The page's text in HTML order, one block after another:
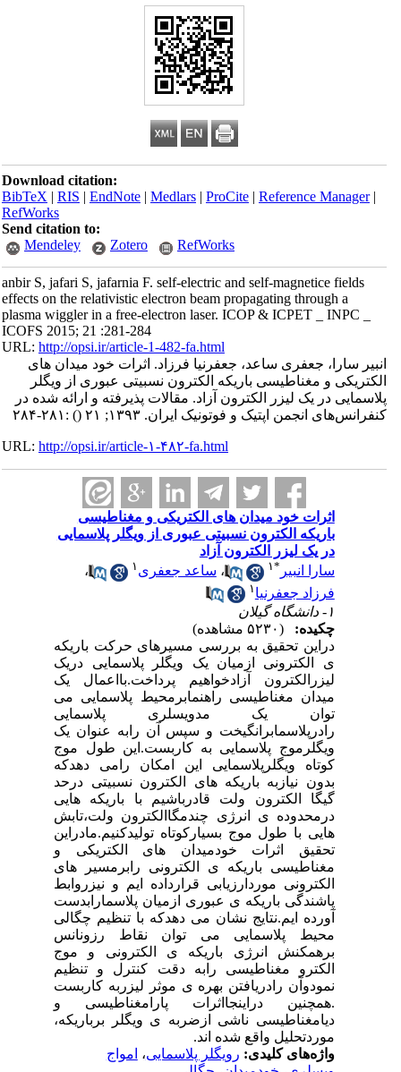
Download citation:
BibTeX|RIS|EndNote|Medlars|ProCite|Reference Manager
RefWorks
Send citation to:
Mendeley
Zotero RefWorks
anbir S, jafari S, jafarnia F. self-electric and self-magnetice fields
effects on the relativistic electron beam propagating through a
plasma wiggler in a free-electron laser. ICOP & ICPET _ INPC _
ICOFS 2015; 21 :281-284
URL:http://opsi.ir/article-1-482-fa.html
انبیر سارا، جعفری ساعد، جعفرنیا فرزاد. اثرات خود میدان های
الکتریکی و مغناطیسی باریکه الکترون نسبیتی عبوری از ویگلر
پلاسمایی در یک لیزر الکترون آزاد. مقالات پذیرفته و ارائه شده در
کنفرانس‌های انجمن اپتیک و فوتونیک ایران. ۱۳۹۳; ۲۱
() :۲۸۱-۲۸۴
URL:http://opsi.ir/article-۱-۴۸۲-fa.html
اثرات خود میدان های الکتریکی و مغناطیسی
باریکه الکترون نسبیتی عبوری از ویگلر پلاسمایی
در یک لیزر الکترون آزاد
سارا انبیر
۱ ،ساعد جعفری۱
،
فرزاد جعفرنیا۱
چکیده:
دراین تحقیق به بررسی مسیرهای حرکت باریکه
ی الکترونی ازمیان یک ویگلر پلاسمایی دریک
لیزرالکترون آزادخواهیم پرداخت.بااعمال یک
میدان مغناطیسی راهنمابرمحیط پلاسمایی می
توان یک مدویسلری پلاسمایی
رادرپلاسمابرانگیخت و سپس آن رابه عنوان یک
ویگلرموج پلاسمایی به کاربست.این طول موج
کوتاه ویگلرپلاسمایی این امکان رامی دهدکه
بدون نیازبه باریکه های الکترون نسبیتی درحد
گیگا الکترون ولت قادرباشیم با باریکه هایی
درمحدوده ی انرژی چندمگاالکترون ولت،تابش
هایی با طول موج بسیارکوتاه تولیدکنیم.مادراین
تحقیق اثرات خودمیدان های الکتریکی و
مغناطیسی باریکه ی الکترونی رابرمسیر های
الکترونی موردارزیابی قرارداده ایم و نیزروابط
پاشندگی باریکه ی عبوری ازمیان پلاسمارابدست
آورده ایم.نتایج نشان می دهدکه با تنظیم چگالی
محیط پلاسمایی می توان نقاط رزونانس
برهمکنش انرژی باریکه ی الکترونی و موج
الکترو مغناطیسی رابه دقت کنترل و تنظیم
نمودوآن رادریافتن بهره ی موثر لیزربه کاربست
.همچنین دراینجااثرات پارامغناطیسی و
دیامغناطیسی ناشی ازضربه ی ویگلر برباریکه،
موردتحلیل واقع شده اند.
واژه‌های کلیدی:رویگلر پلاسمایی،امواج